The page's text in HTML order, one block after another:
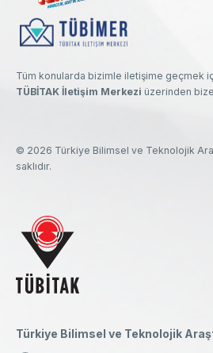
Tüm konularda bizimle iletişime geçmek
TÜBİTAK İletişim Merkezi üzerinden
© 2026 Türkiye Bilimsel ve Teknolojik
saklıdır.
Türkiye Bilimsel ve Teknolojik